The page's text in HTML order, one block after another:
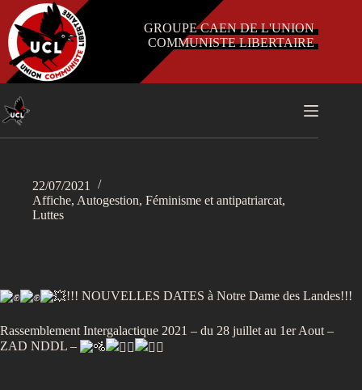
Passer
contenu
GROUPE CAEN DE L'UNION
COMMUNISTE LIBERTAIRE
22/07/2021
Affiche, Autogestion, Féminisme et antipatriarcat,
Luttes
!!! NOUVELLES DATES à Notre Dame des Landes!!!
Rassemblement Intergalactique 2021 – du 28 juillet au 1er Aout –
ZAD NDDL –